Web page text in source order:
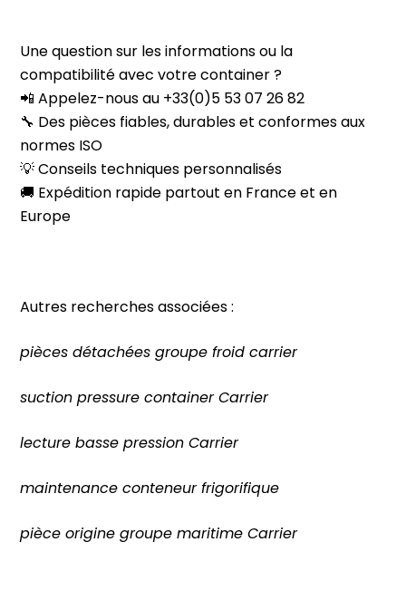
Une question sur les informations ou la
compatibilité avec votre container ?
📲 Appelez-nous au +33(0)5 53 07 26 82
🔧 Des pièces fiables, durables et conformes aux
normes ISO
💡 Conseils techniques personnalisés
🚚 Expédition rapide partout en France et en
Europe
Autres recherches associées :
pièces détachées groupe froid carrier
suction pressure container Carrier
lecture basse pression Carrier
maintenance conteneur frigorifique
pièce origine groupe maritime Carrier